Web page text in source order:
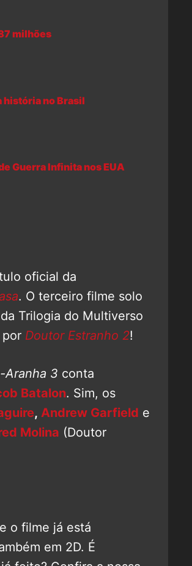
milhões
história no Brasil
Guerra Infinita nos EUA
oficial da
. O terceiro filme solo
Trilogia do Multiverso
Doutor Estranho 2!
Aranha 3 conta
Batalon. Sim, os
, Andrew Garfield e
Molina (Doutor
o filme já está
em 2D. É